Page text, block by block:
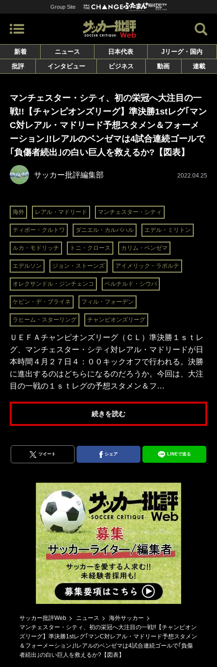
Group Site
新着 ニュース 日本代表
Jリーグ・国内
批評
インタビュー ビジネス 動画 連載
マンチェスター・シティ、初の栄冠へ大注目の一
戦!!【チャンピオンズリーグ】準決勝1stレグ｢マン
C対レアル・マドリード予想スタメン＆フォーメ
ーション｣!レアルのベンゼマは4試合連続ゴールで
｢負傷者続出｣の白い巨人を救えるか?【図表】
サッカー批評編集部 2022.04.25
海外 レアル・マドリード マンチェスター・シティ
ティボー・クルトワ ダニエル・カルバハル エデル・ミリトン
ルカ・モドリッチ トニ・クロース カリム・ベンゼマ
エデルソン ジョン・ストーンズ アイメリック・ラポルテ
オレクサンドル・ジンチェンコ ベルナルド・シウバ
ケビン・デ・ブライネ フィル・フォーデン
ラヒーム・スターリング チャンピオンズリーグ
ＵＥＦＡチャンピオンズリーグ（ＣＬ）準決勝１ｓｔレ
グ、マンチェスター・シティ対レアル・マドリードが日
本時間４月２７日４：００キックオフで行われる。決勝
に進出するのはどちらになるのだろうか。今回は、大注
目の一戦の１ｓｔレグの予想スタメン＆フ…
続きを読む
ツイート シェア LINEで送る
サッカー批評Web ニュース
海外サッカー
マンチェスター・シティ、初の栄冠へ大注目の一戦!!【チャンピオン
ズリーグ】準決勝1stレグ｢マンC対レアル・マドリード予想スタメン
＆フォーメーション｣!レアルのベンゼマは4試合連続ゴールで｢負傷
者続出｣の白い巨人を救えるか?【図表】